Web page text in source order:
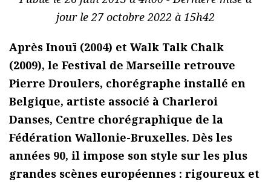
jour le 27 octobre 2022 à 15h42
Après Inouï (2004) et Walk Talk Chalk
(2009), le Festival de Marseille retrouve
Pierre Droulers, chorégraphe installé en
Belgique, artiste associé à Charleroi
Danses, Centre chorégraphique de la
Fédération Wallonie-Bruxelles. Dès les
années 90, il impose son style sur les plus
grandes scènes européennes : rigoureux et